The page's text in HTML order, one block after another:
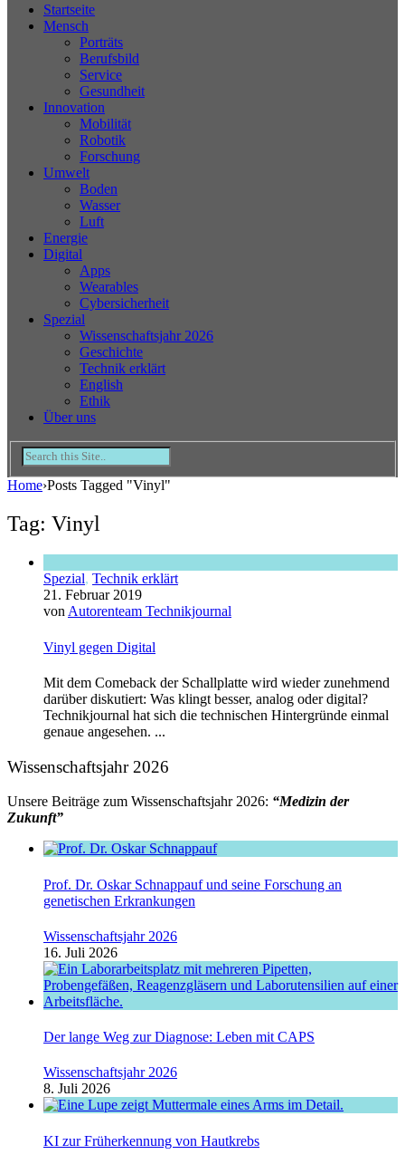
Startseite
Mensch
Porträts
Berufsbild
Service
Gesundheit
Innovation
Mobilität
Robotik
Forschung
Umwelt
Boden
Wasser
Luft
Energie
Digital
Apps
Wearables
Cybersicherheit
Spezial
Wissenschaftsjahr 2026
Geschichte
Technik erklärt
English
Ethik
Über uns
Home›Posts Tagged "Vinyl"
Tag: Vinyl
Spezial, Technik erklärt
21. Februar 2019
von Autorenteam Technikjournal
Vinyl gegen Digital
Mit dem Comeback der Schallplatte wird wieder zunehmend
darüber diskutiert: Was klingt besser, analog oder digital?
Technikjournal hat sich die technischen Hintergründe einmal
genaue angesehen. ...
Wissenschaftsjahr 2026
Unsere Beiträge zum Wissenschaftsjahr 2026: “Medizin der
Zukunft”
Prof. Dr. Oskar Schnappauf und seine Forschung an
genetischen Erkrankungen
Wissenschaftsjahr 2026
16. Juli 2026
Der lange Weg zur Diagnose: Leben mit CAPS
Wissenschaftsjahr 2026
8. Juli 2026
KI zur Früherkennung von Hautkrebs